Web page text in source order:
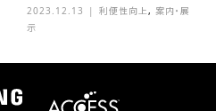
2023.12.13 利便性向上,案内・展
示